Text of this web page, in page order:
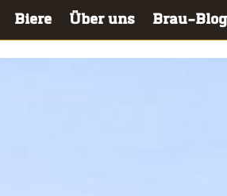
Bie­re Über uns Brau-Blog